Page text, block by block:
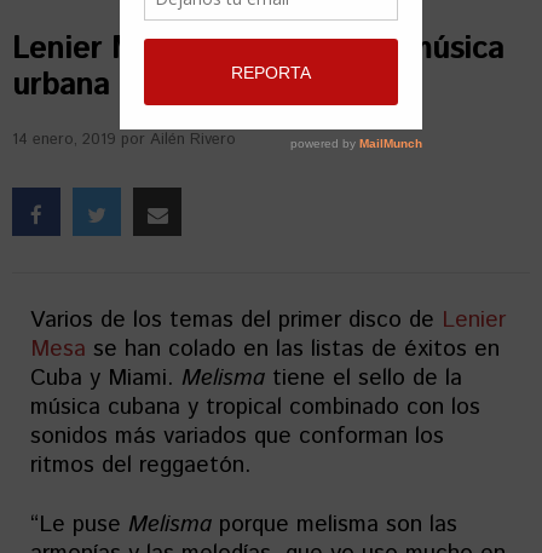
Lenier Mesa, el poeta de la música
urbana (+ Entrevista)
14 enero, 2019 por Ailén Rivero
Varios de los temas del primer disco de Lenier
Mesa se han colado en las listas de éxitos en
Cuba y Miami. Melisma tiene el sello de la
música cubana y tropical combinado con los
sonidos más variados que conforman los
ritmos del reggaetón.
“Le puse Melisma porque melisma son las